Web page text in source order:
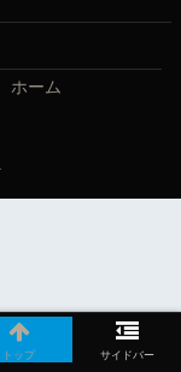
ホーム
トップ サイドバー